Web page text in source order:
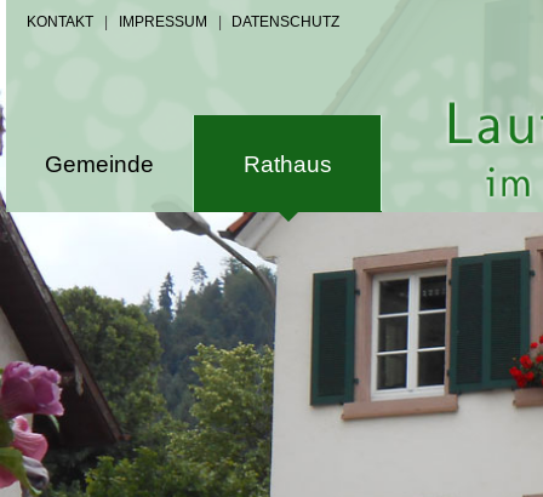
KONTAKT IMPRESSUM DATENSCHUTZ
Gemeinde Rathaus